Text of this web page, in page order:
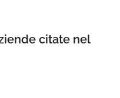
citate nel